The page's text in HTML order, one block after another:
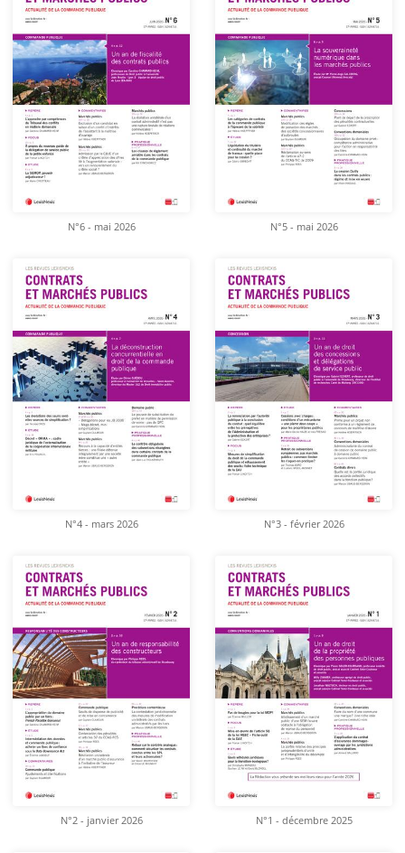
N°6 - mai 2026 N°5 - mai 2026
N°4 - mars 2026 N°3 - février 2026
N°2 - janvier 2026 N°1 - décembre 2025